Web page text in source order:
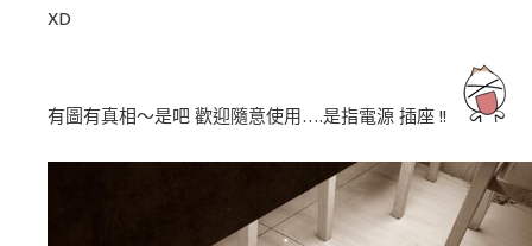
XD
有圖有真相～是吧 歡迎隨意使用….是指電源 插座 !!